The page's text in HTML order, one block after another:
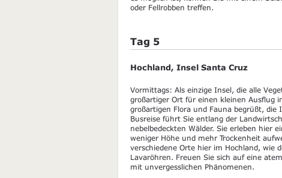
oder Fellrobben treffen.
Tag 5
Hochland, Insel Santa Cruz
Vormittags: Als einzige Insel, die alle
großartiger Ort für einen kleinen Ausflug
großartigen Flora und Fauna begrüßt,
Busreise führt Sie entlang der
nebelbedeckten Wälder. Sie erleben hier
weniger Höhe und mehr Trockenheit
verschiedene Orte hier im Hochland, wie
Lavaröhren. Freuen Sie sich auf eine
mit unvergesslichen Phänomenen.